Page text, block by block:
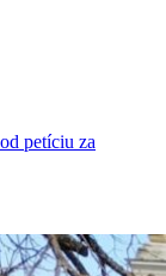
petíciu za